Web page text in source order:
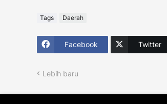
Tags Daerah
Facebook Twitter
Lebih baru